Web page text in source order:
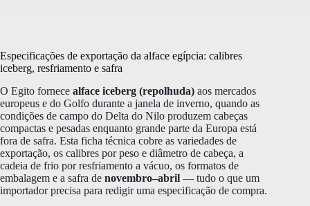
Especificações de exportação da alface egípcia: calibres
iceberg, resfriamento e safra
O Egito fornece alface iceberg (repolhuda) aos mercados
europeus e do Golfo durante a janela de inverno, quando as
condições de campo do Delta do Nilo produzem cabeças
compactas e pesadas enquanto grande parte da Europa está
fora de safra. Esta ficha técnica cobre as variedades de
exportação, os calibres por peso e diâmetro de cabeça, a
cadeia de frio por resfriamento a vácuo, os formatos de
embalagem e a safra de novembro–abril — tudo o que um
importador precisa para redigir uma especificação de compra.